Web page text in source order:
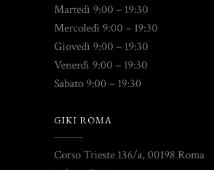
Martedì 9:00 – 19:30
Mercoledì 9:00 – 19:30
Giovedì 9:00 – 19:30
Venerdì 9:00 – 19:30
Sabato 9:00 – 19:30
GIKI ROMA
Corso Trieste 136/a, 00198 Roma